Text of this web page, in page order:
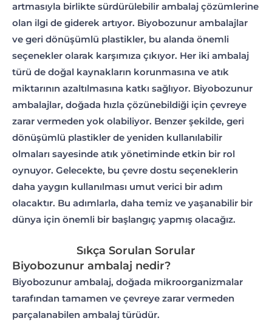
artmasıyla birlikte sürdürülebilir ambalaj çözümlerine
olan ilgi de giderek artıyor. Biyobozunur ambalajlar
ve geri dönüşümlü plastikler, bu alanda önemli
seçenekler olarak karşımıza çıkıyor. Her iki ambalaj
türü de doğal kaynakların korunmasına ve atık
miktarının azaltılmasına katkı sağlıyor. Biyobozunur
ambalajlar, doğada hızla çözünebildiği için çevreye
zarar vermeden yok olabiliyor. Benzer şekilde, geri
dönüşümlü plastikler de yeniden kullanılabilir
olmaları sayesinde atık yönetiminde etkin bir rol
oynuyor. Gelecekte, bu çevre dostu seçeneklerin
daha yaygın kullanılması umut verici bir adım
olacaktır. Bu adımlarla, daha temiz ve yaşanabilir bir
dünya için önemli bir başlangıç yapmış olacağız.
Sıkça Sorulan Sorular
Biyobozunur ambalaj nedir?
Biyobozunur ambalaj, doğada mikroorganizmalar
tarafından tamamen ve çevreye zarar vermeden
parçalanabilen ambalaj türüdür.